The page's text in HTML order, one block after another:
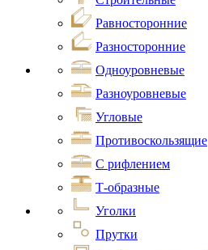
Равносторонние
Разносторонние
Одноуровневые
Разноуровневые
Угловые
Противоскользящие
С рифлением
Т-образные
Уголки
Прутки